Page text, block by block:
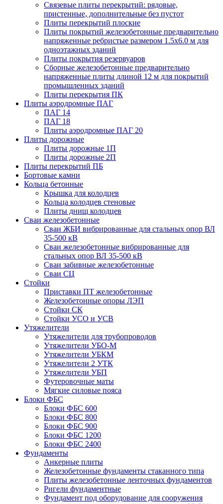
Связевые плиты перекрытий: рядовые,
пристенные, дополнительные без пустот
Плиты перекрытий плоские
Плиты покрытий железобетонные предварительно
напряженные ребристые размером 1.5х6.0 м для
одноэтажных зданий
Плиты покрытия резервуаров
Сборные железобетонные предварительно
напряженные плиты длиной 12 м для покрытий
промышленных зданий
Плиты перекрытия ПК
Плиты аэродромные ПАГ
ПАГ 14
ПАГ 18
Плиты аэродромные ПАГ 20
Плиты дорожные
Плиты дорожные 1П
Плиты дорожные 2П
Плиты перекрытий ПБ
Бортовые камни
Кольца бетонные
Крышка для колодцев
Кольца колодцев стеновые
Плиты днищ колодцев
Сваи железобетонные
Сваи ЖБИ вибрированные для стальных опор ВЛ
35-500 кВ
Сваи железобетонные вибрированные для
стальных опор ВЛ 35-500 кВ
Сваи забивные железобетонные
Сваи СЦ
Стойки
Приставки ПТ железобетонные
Железобетонные опоры ЛЭП
Стойки СК
Стойки УСО и УСВ
Утяжелители
Утяжелители для трубопроводов
Утяжелители УБО-М
Утяжелители УБКМ
Утяжелители 2 УТК
Утяжелители УБП
Футеровочные маты
Мягкие силовые пояса
Блоки ФБС
Блоки ФБС 600
Блоки ФБС 800
Блоки ФБС 900
Блоки ФБС 1200
Блоки ФБС 2400
Фундаменты
Анкерные плиты
Железобетонные фундаменты стаканного типа
Плиты железобетонные ленточных фундаментов
Ригели фундаментные
Фундамент под оборудование для сооружения